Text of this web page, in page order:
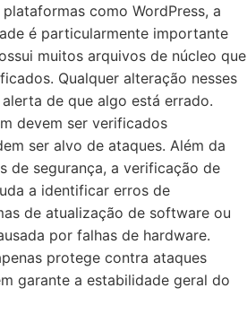
como WordPress, a
é particularmente importante
muitos arquivos de núcleo que
Qualquer alteração nesses
de que algo está errado.
devem ser verificados
ser alvo de ataques. Além da
de segurança, a verificação de
a identificar erros de
de atualização de software ou
por falhas de hardware.
protege contra ataques
garante a estabilidade geral do